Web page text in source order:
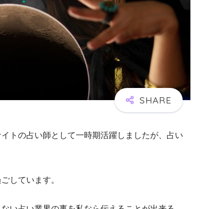
トの占い師として一時期活躍しましたが、占い
しています。